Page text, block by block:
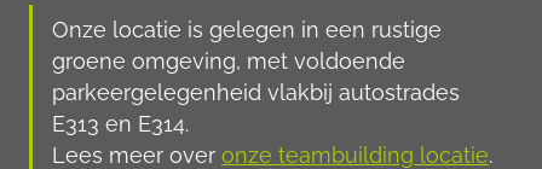
Onze locatie is gelegen in een rustige
groene omgeving, met voldoende
parkeergelegenheid vlakbij autostrades
E313 en E314.
Lees meer over onze teambuilding locatie.